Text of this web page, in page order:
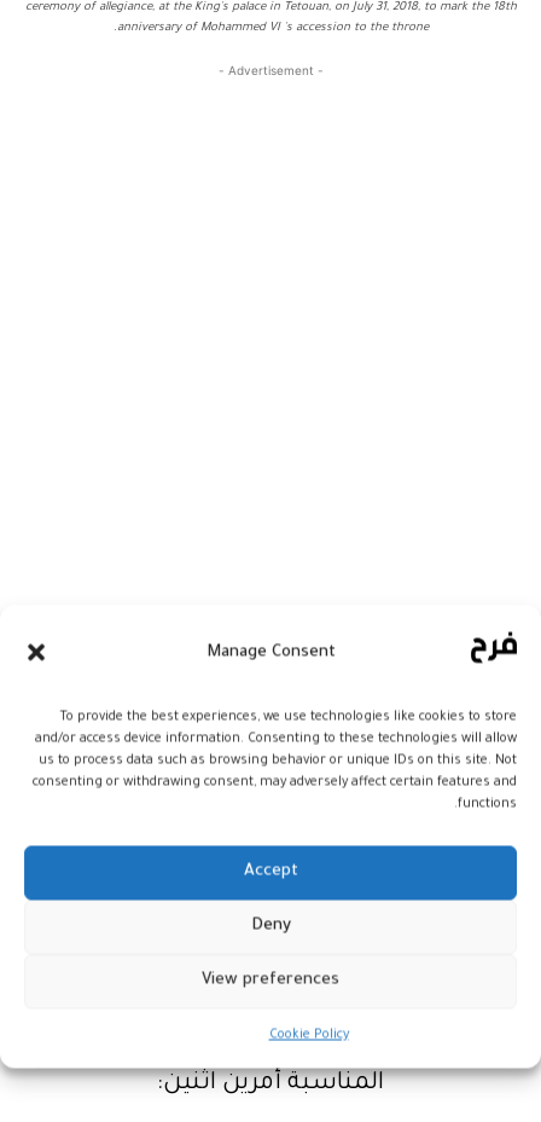
Manage Consent
To provide the best experiences, we use technologies like cookies to store
and/or access device information. Consenting to these technologies will allow
us to process data such as browsing behavior or unique IDs on this site. Not
consenting or withdrawing consent, may adversely affect certain features and
functions.
Accept
Deny
View preferences
Cookie Policy
ceremony of allegiance, at the King's palace in Tetouan, on July 31, 2018, to mark the 18th
anniversary of Mohammed VI 's accession to the throne.
- Advertisement -
حول إعادة فتح المساجد المغلقة
أعلنت وزارة الأوقاف والشؤون الإسلامية أن
أمير المومنين صاحب الجلالة الملك محمد
السادس أعزه الله قد تفضل بإعطاء توجيهاته
السامية بأن تبدأ إعادة فتح المساجد المغلقة
تدريجيا وبتنسيق مع السلطات الصحية
العملية.
المناسبة أمرين اثنين: